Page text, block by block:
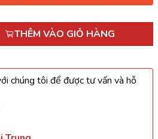
THÊM VÀO GIỎ HÀNG
chúng tôi để được tư vấn và hỗ